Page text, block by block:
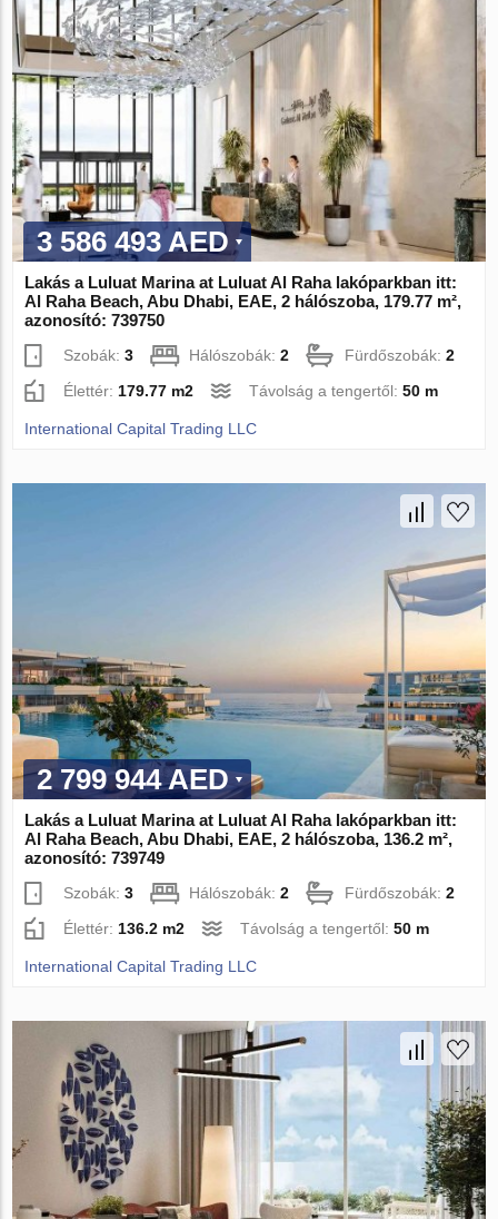
3 586 493 AED
Lakás a Luluat Marina at Luluat Al Raha lakóparkban itt:
Al Raha Beach, Abu Dhabi, EAE, 2 hálószoba, 179.77 m²,
azonosító: 739750
Szobák:3 Hálószobák:2 Fürdőszobák:2
Élettér: 179.77 m2 Távolság a tengertől:50 m
International Capital Trading LLC
2 799 944 AED
Lakás a Luluat Marina at Luluat Al Raha lakóparkban itt:
Al Raha Beach, Abu Dhabi, EAE, 2 hálószoba, 136.2 m²,
azonosító: 739749
Szobák:3 Hálószobák:2 Fürdőszobák:2
Élettér: 136.2 m2 Távolság a tengertől:50 m
International Capital Trading LLC